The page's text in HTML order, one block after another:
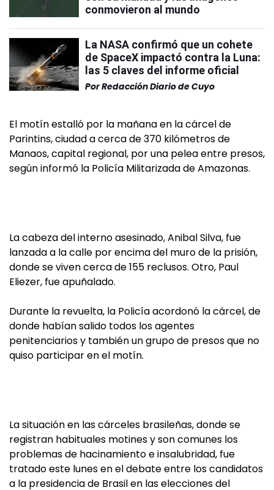
conmovieron al mundo
La NASA confirmó que un cohete
de SpaceX impactó contra la Luna:
las 5 claves del informe oficial
PorRedacción Diario de Cuyo
El motín estalló por la mañana en la cárcel de
Parintins, ciudad a cerca de 370 kilómetros de
Manaos, capital regional, por una pelea entre presos,
según informó la Policía Militarizada de Amazonas.
La cabeza del interno asesinado, Anibal Silva, fue
lanzada a la calle por encima del muro de la prisión,
donde se viven cerca de 155 reclusos. Otro, Paul
Eliezer, fue apuñalado.
Durante la revuelta, la Policía acordonó la cárcel, de
donde habían salido todos los agentes
penitenciarios y también un grupo de presos que no
quiso participar en el motín.
La situación en las cárceles brasileñas, donde se
registran habituales motines y son comunes los
problemas de hacinamiento e insalubridad, fue
tratado este lunes en el debate entre los candidatos
a la presidencia de Brasil en las elecciones del